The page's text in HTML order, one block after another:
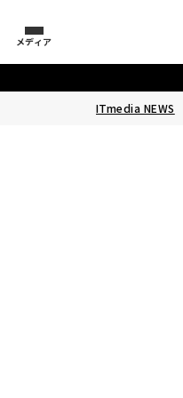
メディア
ITmedia NEWS